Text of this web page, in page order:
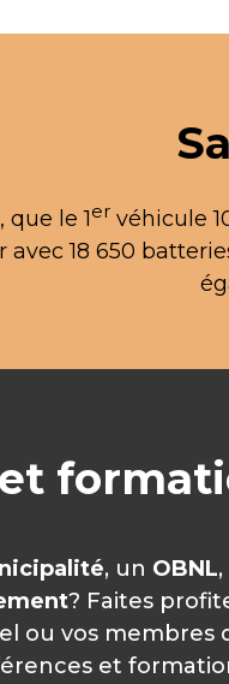
, un OBNL
? Faites
ou vos membres
et